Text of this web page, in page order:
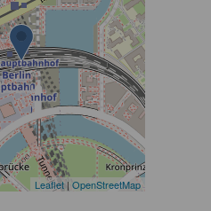
Leaflet | OpenStreetMap